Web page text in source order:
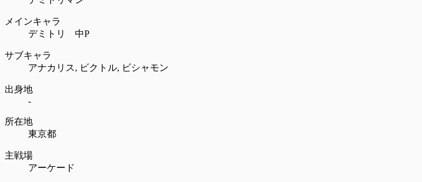
メインキャラ
デミトリ 中P
サブキャラ
アナカリス, ビクトル, ビシャモン
出身地
-
所在地
東京都
主戦場
アーケード